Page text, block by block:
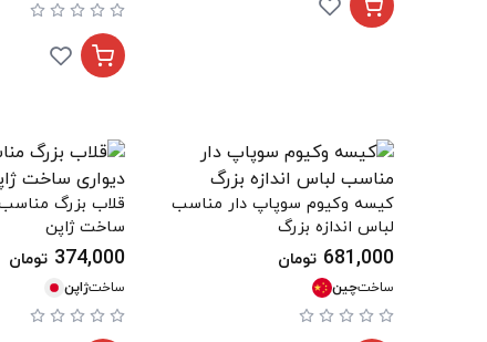
کیسه وکیوم سوپاپ دار مناسب
لباس اندازه بزرگ
681,000 تومان
ساختچین
قلاب بزرگ
ساخت ژاپن
374,000 تومان
ساختژاپن